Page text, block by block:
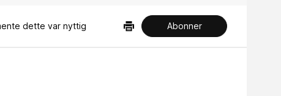
dette var nyttig Abonner